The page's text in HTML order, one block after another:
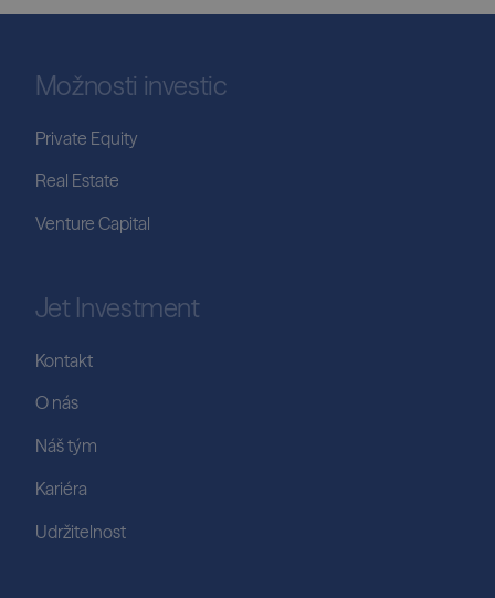
Možnosti investic
Private Equity
Real Estate
Venture Capital
Jet Investment
Kontakt
O nás
Náš tým
Kariéra
Udržitelnost